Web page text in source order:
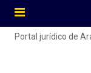
Portal jurídico de